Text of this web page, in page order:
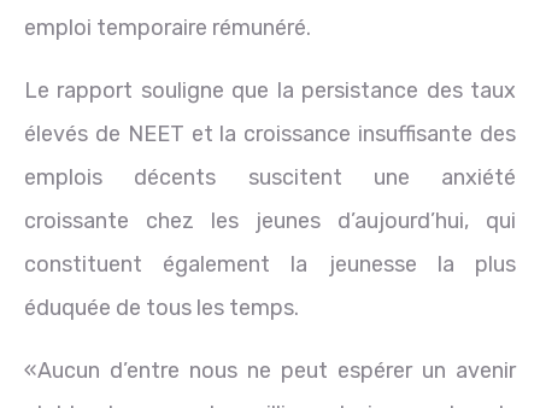
emploi temporaire rémunéré.
Le rapport souligne que la persistance des taux
élevés de NEET et la croissance insuffisante des
emplois décents suscitent une anxiété
croissante chez les jeunes d’aujourd’hui, qui
constituent également la jeunesse la plus
éduquée de tous les temps.
«Aucun d’entre nous ne peut espérer un avenir